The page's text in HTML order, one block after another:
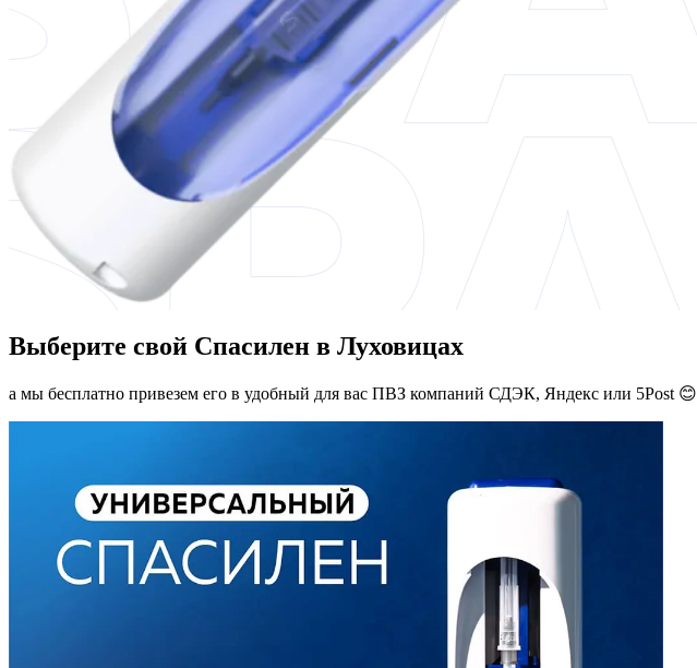
Выберите свой Спасилен в Луховицах
а мы бесплатно привезем его в удобный для вас ПВЗ компаний СДЭК, Яндекс или 5Post 😊